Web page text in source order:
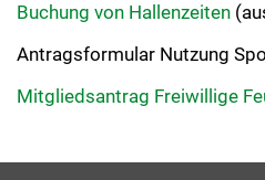
Buchung von Hallenzeiten
Antragsformular Nutzung
Mitgliedsantrag Freiwillige